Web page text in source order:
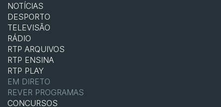
NOTÍCIAS
DESPORTO
TELEVISÃO
RÁDIO
RTP ARQUIVOS
RTP ENSINA
RTP PLAY
EM DIRETO
REVER PROGRAMAS
CONCURSOS